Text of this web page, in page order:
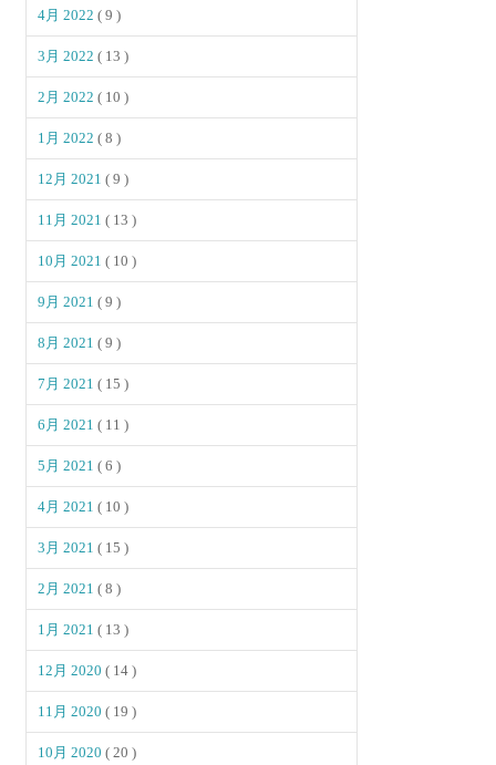
4月 2022( 9 )
3月 2022( 13 )
2月 2022( 10 )
1月 2022( 8 )
12月 2021( 9 )
11月 2021( 13 )
10月 2021( 10 )
9月 2021( 9 )
8月 2021( 9 )
7月 2021( 15 )
6月 2021( 11 )
5月 2021( 6 )
4月 2021( 10 )
3月 2021( 15 )
2月 2021( 8 )
1月 2021( 13 )
12月 2020( 14 )
11月 2020( 19 )
10月 2020( 20 )